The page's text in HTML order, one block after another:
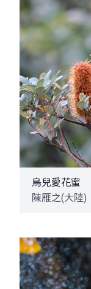
鳥兒愛花蜜
陳雁之(大陸)